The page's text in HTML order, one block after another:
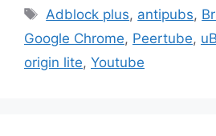
Étiquettes
Adblock plus, antipubs,
Google Chrome, Peertube,
origin lite, Youtube